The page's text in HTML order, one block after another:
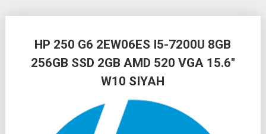
HP 250 G6 2EW06ES I5-7200U 8GB
256GB SSD 2GB AMD 520 VGA 15.6″
W10 SIYAH
navigation